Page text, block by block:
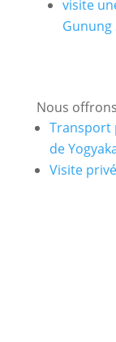
visite
Gunung
Nous
Transport
de
Visite